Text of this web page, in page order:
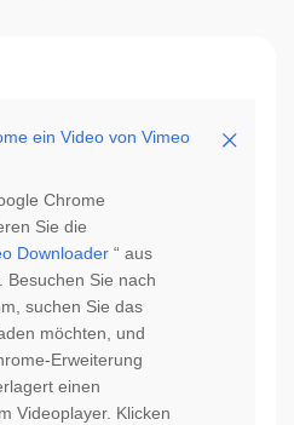
ein Video von Vimeo
Chrome
Sie die
Downloader “ aus
Besuchen Sie nach
suchen Sie das
möchten, und
Erweiterung
einen
Videoplayer. Klicken